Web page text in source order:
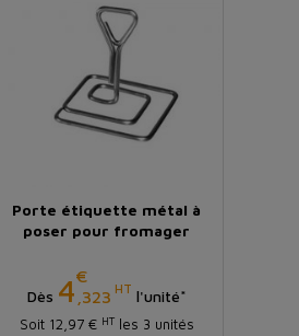
Porte étiquette métal à
poser pour fromager
Dès 4€
,323 HT l'unité*
Soit 12,97 € HTles 3 unités